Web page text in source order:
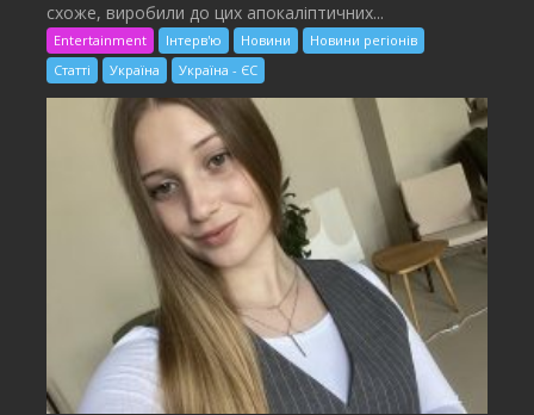
схоже, виробили до цих апокаліптичних...
Entertainment Інтерв'ю Новини
Новини регіонів
Статті
Україна Україна - ЄС